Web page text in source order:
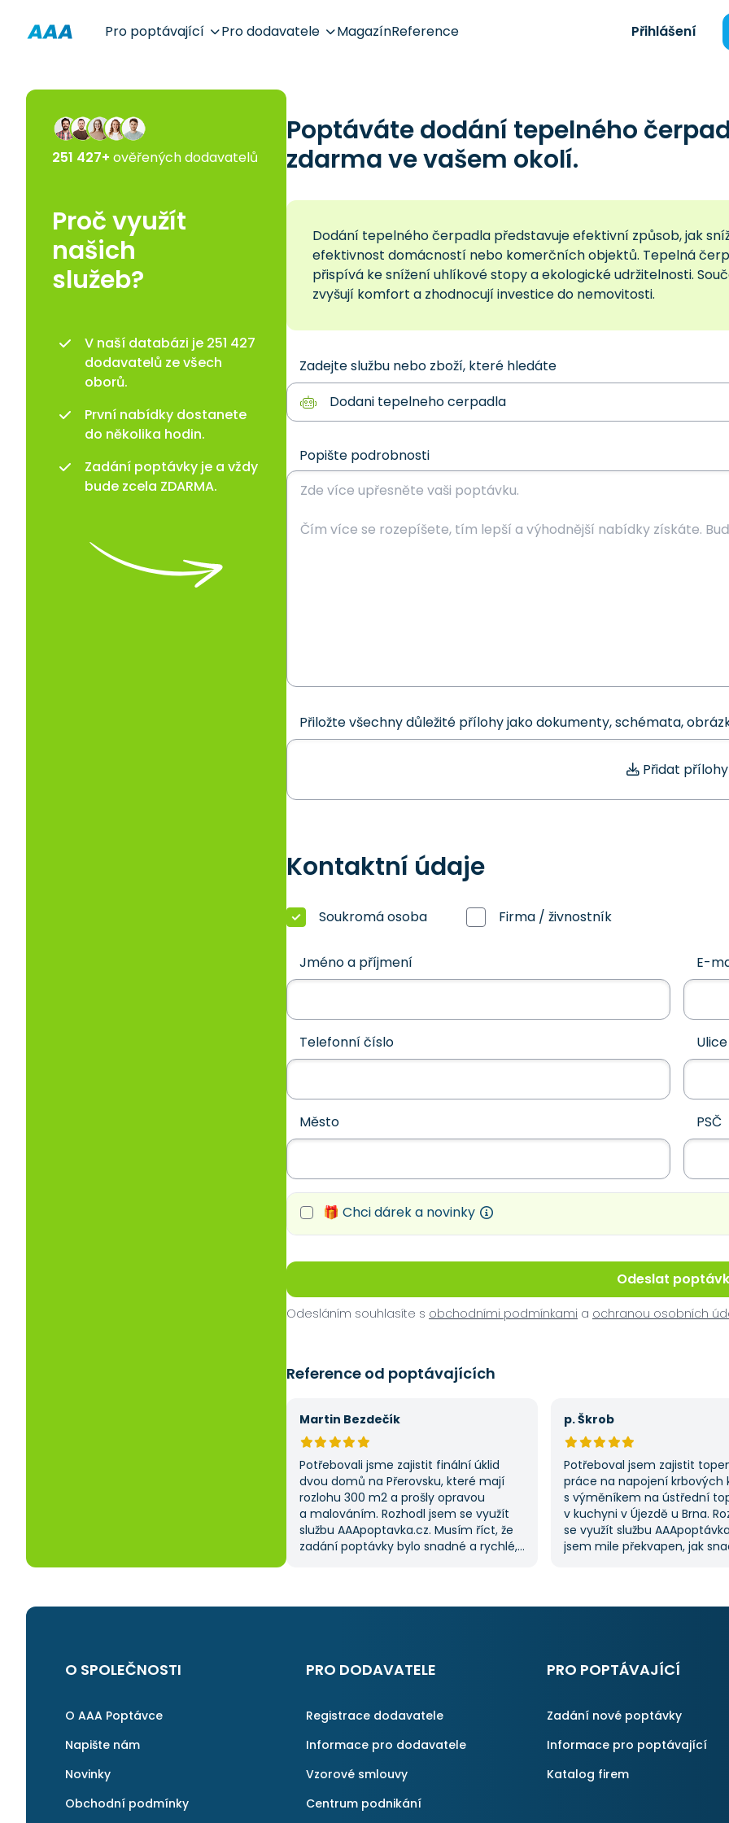
Pro poptávající Pro dodavatele MagazínReference Přihlášení
Poptáváte dodání tepelného
zdarma ve vašem okolí.
Dodání tepelného čerpadla představuje efektivní způsob, jak
efektivnost domácností nebo komerčních objektů. Tepelná
přispívá ke snížení uhlíkové stopy a ekologické udržitelnosti.
zvyšují komfort a zhodnocují investice do nemovitosti.
Zadejte službu nebo zboží, které hledáte
Popište podrobnosti
Přiložte všechny důležité přílohy jako dokumenty, schémata,
Přidat přílohy
Kontaktní údaje
Soukromá osoba Firma / živnostník
Jméno a příjmení E-
Telefonní číslo Ulice
Město PSČ
🎁 Chci dárek a novinky
Odeslat
Odesláním souhlasíte s obchodními podmínkami a ochranou osobních
Reference od poptávajících
Martin Bezdečík
Potřebovali jsme zajistit finální úklid
dvou domů na Přerovsku, které mají
rozlohu 300 m2 a prošly opravou
a malováním. Rozhodl jsem se využít
službu AAApoptavka.cz. Musím říct, že
zadání poptávky bylo snadné a rychlé,
a AAApoptavka.cz mi tuto výhodu
najít rychlé řešení. Vše proběhlo
znovu.
p. Škrob
Potřeboval jsem zajistit
práce na napojení krbových
s výměníkem na ústřední
v kuchyni v Újezdě u Brna.
se využít službu
jsem mile překvapen, jak
moje očekávání a určitě se
další řemeslné práce.
251 427+ ověřených dodavatelů
Proč využít
našich
služeb?
V naší databázi je 251 427
dodavatelů ze všech
oborů.
První nabídky dostanete
do několika hodin.
Zadání poptávky je a vždy
bude zcela ZDARMA.
O SPOLEČNOSTI
O AAA Poptávce
Napište nám
Novinky
Obchodní podmínky
PRO DODAVATELE
Registrace dodavatele
Informace pro dodavatele
Vzorové smlouvy
Centrum podnikání
PRO POPTÁVAJÍCÍ
Zadání nové poptávky
Informace pro poptávající
Katalog firem